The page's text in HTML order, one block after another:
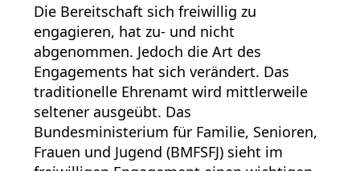
Die Bereitschaft sich freiwillig zu
engagieren, hat zu- und nicht
abgenommen. Jedoch die Art des
Engagements hat sich verändert. Das
traditionelle Ehrenamt wird mittlerweile
seltener ausgeübt. Das
Bundesministerium für Familie, Senioren,
Frauen und Jugend (BMFSFJ) sieht im